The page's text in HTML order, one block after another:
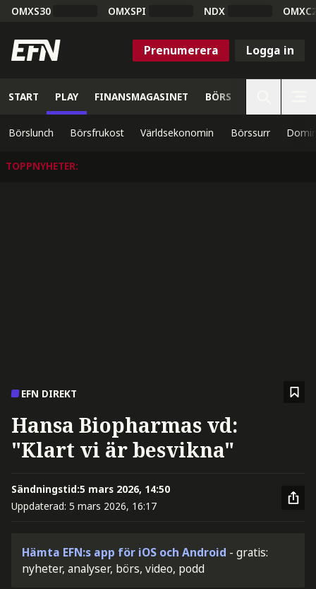
OMXS30 OMXSPI NDX
Prenumerera Logga in
START PLAY FINANSMAGASINET BÖRS
Börslunch Börsfrukost Världsekonomin Börssurr
TOPPNYHETER:
EFN DIREKT
Hansa Biopharmas vd:
"Klart vi är besvikna"
Sändningstid:5 mars 2026, 14:50
Uppdaterad: 5 mars 2026, 16:17
Hämta EFN:s app för iOS och Android - gratis:
nyheter, analyser, börs, video, podd